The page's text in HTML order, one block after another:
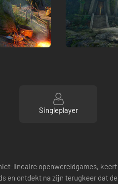
Singleplayer
lineaire openwereldgames,
en ontdekt na zijn terugkeer dat